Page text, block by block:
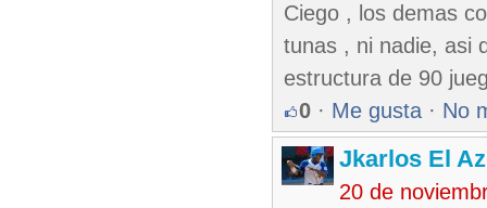
Ciego , los demas
tunas , ni nadie, asi
estructura de 90
0 · Me gusta · No
Jkarlos El
20 de